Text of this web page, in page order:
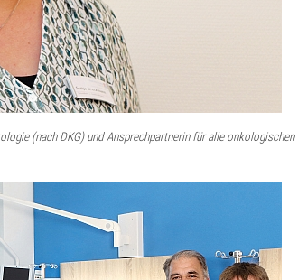
(nach DKG) und Ansprechpartnerin für alle onkologischen